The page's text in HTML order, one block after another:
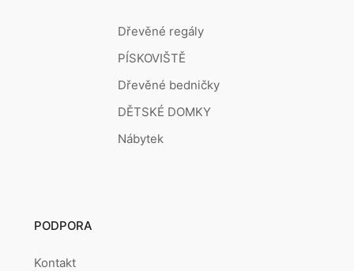
Dřevěné regály
PÍSKOVIŠTĚ
Dřevěné bedničky
DĚTSKÉ DOMKY
Nábytek
PODPORA
Kontakt